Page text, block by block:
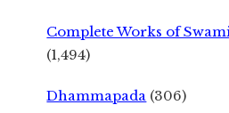
Complete Works of
(1,494)
Dhammapada (306)